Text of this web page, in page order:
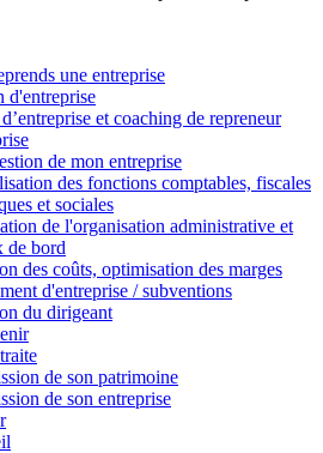
une entreprise
d'entreprise
et coaching de repreneur
de mon entreprise
des fonctions comptables, fiscales
et sociales
de l'organisation administrative et
de bord
des coûts, optimisation des marges
d'entreprise / subventions
du dirigeant
de son patrimoine
de son entreprise